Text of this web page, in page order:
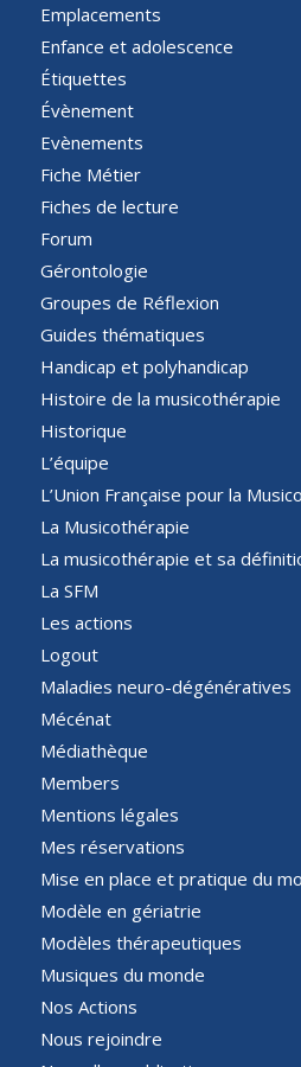
Emplacements
Enfance et adolescence
Étiquettes
Évènement
Evènements
Fiche Métier
Fiches de lecture
Forum
Gérontologie
Groupes de Réflexion
Guides thématiques
Handicap et polyhandicap
Histoire de la musicothérapie
Historique
L’équipe
L’Union Française pour la
La Musicothérapie
La musicothérapie et sa
La SFM
Les actions
Logout
Maladies neuro-dégénératives
Mécénat
Médiathèque
Members
Mentions légales
Mes réservations
Mise en place et pratique du
Modèle en gériatrie
Modèles thérapeutiques
Musiques du monde
Nos Actions
Nous rejoindre